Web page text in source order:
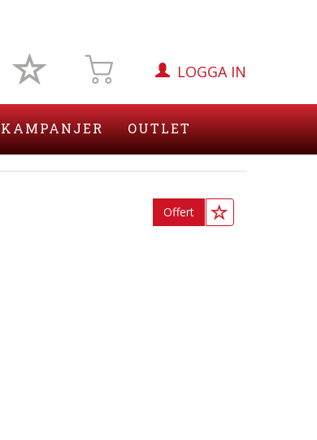
LOGGA IN
KAMPANJER OUTLET
Offert